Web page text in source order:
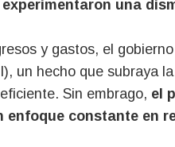
una
y gastos, el
un hecho que subraya
Sin embrago, el
enfoque constante en